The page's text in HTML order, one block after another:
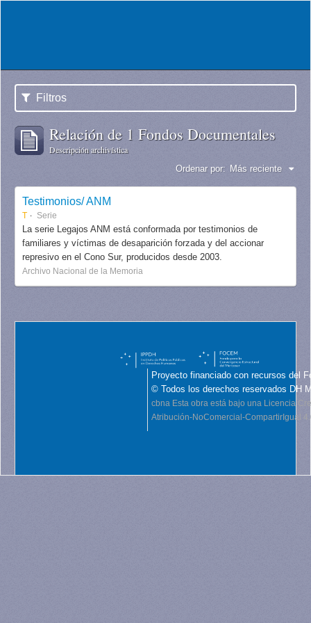
Filtros
Relación de 1 Fondos Documentales
Descripción archivística
Ordenar por: Más reciente
Testimonios/ ANM
T Serie
La serie Legajos ANM está conformada por testimonios de
familiares y víctimas de desaparición forzada y del accionar
represivo en el Cono Sur, producidos desde 2003.
Archivo Nacional de la Memoria
Proyecto financiado con recursos del
© Todos los derechos reservados DH
cbna Esta obra está bajo una Licencia
Atribución-NoComercial-CompartirIgual